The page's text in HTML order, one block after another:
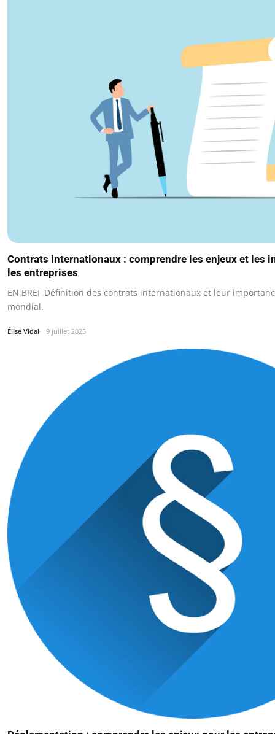
Contrats internationaux : comprendre les enjeux et les
les entreprises
EN BREF Définition des contrats internationaux et leur
mondial.
Élise Vidal 9 juillet 2025